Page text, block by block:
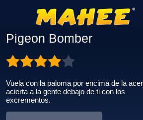
Pigeon Bomber
Vuela con la paloma por encima de la
acierta a la gente debajo de ti con los
excrementos.